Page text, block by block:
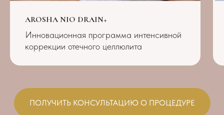
AROSHA NIO DRAIN+
Инновационная программа интенсивной
коррекции отечного целлюлита
ПОЛУЧИТЬ КОНСУЛЬТАЦИЮ О ПРОЦЕДУРЕ